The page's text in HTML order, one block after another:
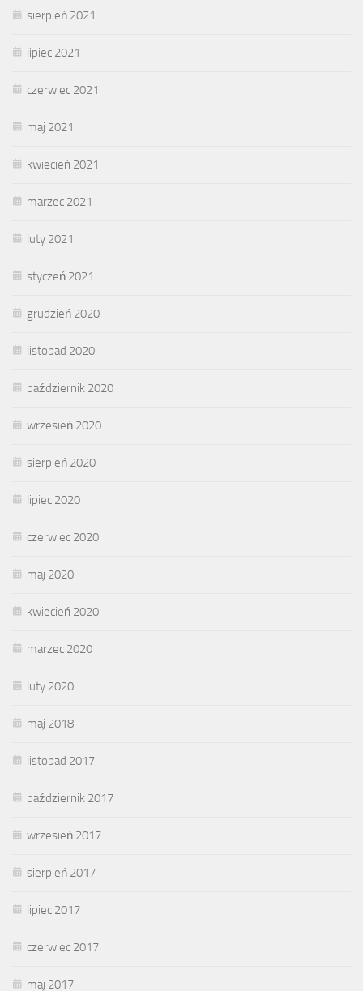
sierpień 2021
lipiec 2021
czerwiec 2021
maj 2021
kwiecień 2021
marzec 2021
luty 2021
styczeń 2021
grudzień 2020
listopad 2020
październik 2020
wrzesień 2020
sierpień 2020
lipiec 2020
czerwiec 2020
maj 2020
kwiecień 2020
marzec 2020
luty 2020
maj 2018
listopad 2017
październik 2017
wrzesień 2017
sierpień 2017
lipiec 2017
czerwiec 2017
maj 2017